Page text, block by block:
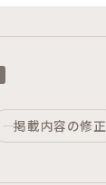
掲載内容の修正